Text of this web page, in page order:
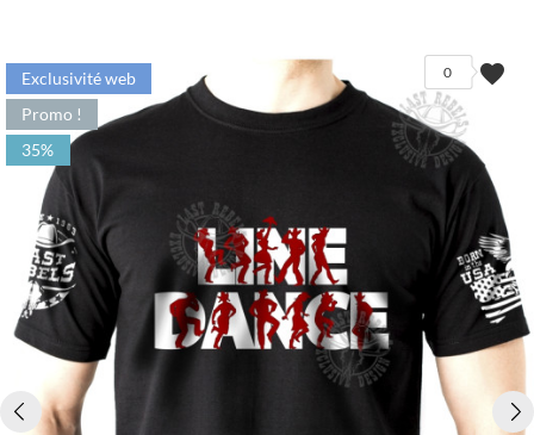
favorite
0
Exclusivité web
Promo !
35%